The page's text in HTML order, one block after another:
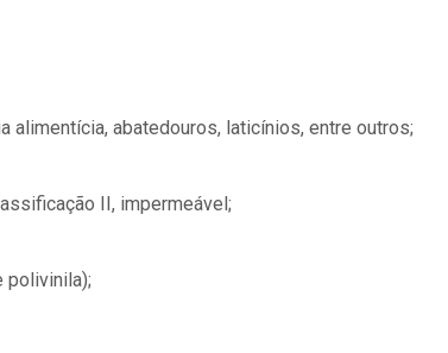
alimentícia, abatedouros, laticínios, entre outros;
II, impermeável;
polivinila);